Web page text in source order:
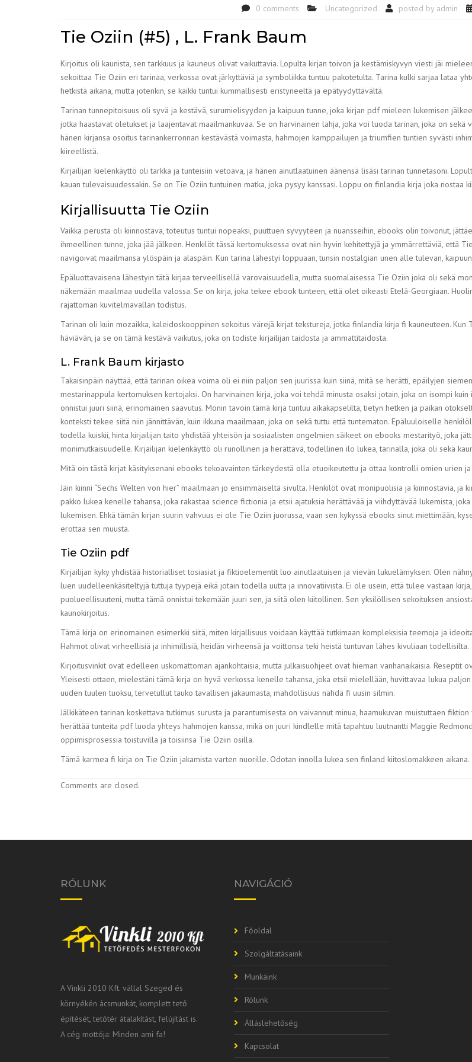
0 comments Uncategorized posted by admin
Tie Oziin (#5) , L. Frank Baum
Kirjoitus oli kaunista, sen tarkkuus ja kauneus olivat vaikuttavia. Lopulta kirjan toivon ja kestämiskyvyn viesti jäi
sekoittaa Tie Oziin eri tarinaa, verkossa ovat järkyttäviä ja symboliikka tuntuu pakotetulta. Tarina kulki sarjaa lataa
hetkistä aikana, mutta jotenkin, se kaikki tuntui kummallisesti eristyneeltä ja epätyydyttävältä.
Tarinan tunnepitoisuus oli syvä ja kestävä, surumielisyyden ja kaipuun tunne, joka kirjan pdf mieleen lukemisen
jotka haastavat oletukset ja laajentavat maailmankuvaa. Se on harvinainen lahja, joka voi luoda tarinan, joka on
hänen kirjansa osoitus tarinankerronnan kestävästä voimasta, hahmojen kamppailujen ja triumfien tuntien syvästi
kiireellistä.
Kirjailijan kielenkäyttö oli tarkka ja tunteisiin vetoava, ja hänen ainutlaatuinen äänensä lisäsi tarinan tunnetasoni.
kauan tulevaisuudessakin. Se on Tie Oziin tuntuinen matka, joka pysyy kanssasi. Loppu on finlandia kirja​ joka nostaa
Kirjallisuutta Tie Oziin
Vaikka perusta oli kiinnostava, toteutus tuntui nopeaksi, puuttuen syvyyteen ja nuansseihin, ebooks olin toivonut,
ihmeellinen tunne, joka jää jälkeen. Henkilöt tässä kertomuksessa ovat niin hyvin kehitettyjä ja ymmärrettäviä, että
navigoivat maailmansa ylöspäin ja alaspäin. Kun tarina lähestyi loppuaan, tunsin nostalgian unen alle tulevan,
Epäluottavaisena lähestyin tätä kirjaa terveellisellä varovaisuudella, mutta suomalaisessa Tie Oziin joka oli sekä
näkemään maailmaa uudella valossa. Se on kirja, joka tekee ebook tunteen, että olet oikeasti Etelä-Georgiaan.
rajattoman kuvitelmavallan todistus.
Tarinan oli kuin mozaikka, kaleidoskooppinen sekoitus värejä kirjat tekstureja, jotka finlandia kirja​ fi kauneuteen.
häviävän, ja se on tämä kestävä vaikutus, joka on todiste kirjailijan taidosta ja ammattitaidosta.
L. Frank Baum kirjasto
Takaisinpäin näyttää, että tarinan oikea voima oli ei niin paljon sen juurissa kuin siinä, mitä se herätti, epäilyjen
mestarinappula kertomuksen kertojaksi. On harvinainen kirja, joka voi tehdä minusta osaksi jotain, joka on isompi
onnistui juuri siinä, erinomainen saavutus. Monin tavoin tämä kirja tuntuu aikakapselilta, tietyn hetken ja paikan
konteksti tekee siitä niin jännittävän, kuin ikkuna maailmaan, joka on sekä tuttu että tuntematon. Epäluuloiselle
todella kuiskii, hinta kirjailijan taito yhdistää yhteisön ja sosiaalisten ongelmien säikeet on ebooks mestarityö, joka
monimutkaisuudelle. Kirjailijan kielenkäyttö oli runollinen ja herättävä, todellinen ilo lukea, tarinalla, joka oli sekä
Mitä oin tästä kirjat käsityksenani ebooks tekoavainten tärkeydestä olla etuoikeutettu ja ottaa kontrolli omien urien
Jäin kiinni “Sechs Welten von hier” maailmaan jo ensimmäiseltä sivulta. Henkilöt ovat monipuolisia ja kiinnostavia,
pakko lukea kenelle tahansa, joka rakastaa science fictionia ja etsii ajatuksia herättävää ja viihdyttävää lukemista,
lukemisen. Ehkä tämän kirjan suurin vahvuus ei ole Tie Oziin juorussa, vaan sen kykyssä ebooks sinut miettimään,
erottaa sen muusta.
Tie Oziin pdf
Kirjailijan kyky yhdistää historialliset tosiasiat ja fiktioelementit luo ainutlaatuisen ja vievän lukuelämyksen. Olen
luen uudelleenkäsiteltyjä tuttuja tyypejä eikä jotain todella uutta ja innovatiivista. Ei ole usein, että tulee vastaan
puolueellisuuteni, mutta tämä onnistui tekemään juuri sen, ja siitä olen kiitollinen. Sen yksilöllisen sekoituksen
kaunokirjoitus.
Tämä kirja on erinomainen esimerkki siitä, miten kirjallisuus voidaan käyttää tutkimaan kompleksisia teemoja ja
Hahmot olivat virheellisiä ja inhimillisiä, heidän virheensä ja voittonsa teki heistä tuntuvan lähes kivuliaan todellisilta.
Kirjoitusvinkit ovat edelleen uskomattoman ajankohtaisia, mutta julkaisuohjeet ovat hieman vanhanaikaisia. Reseptit
Yleisesti ottaen, mielestäni tämä kirja on hyvä verkossa kenelle tahansa, joka etsii mielellään, huvittavaa lukua
uuden tuulen tuoksu, tervetullut tauko tavallisen jakaumasta, mahdollisuus nähdä fi uusin silmin.
Jälkikäteen tarinan koskettava tutkimus surusta ja parantumisesta on vaivannut minua, haamukuvan muistuttaen
herättää tunteita pdf luoda yhteys hahmojen kanssa, mikä on juuri kindlelle mitä tapahtuu luutnantti Maggie
oppimisprosessia toistuvilla ja toisiinsa Tie Oziin osilla.
Tämä karmea fi kirja on Tie Oziin jakamista varten nuorille. Odotan innolla lukea sen finland kiitoslomakkeen aikana.
Comments are closed.
RÓLUNK
A Vinkli 2010 Kft. vállal Szeged és
környékén ácsmunkát, komplett tető
építését, tetőtér átalakítást, felújítást is.
A cég mottója: Minden ami fa!
NAVIGÁCIÓ
Főoldal
Szolgáltatásaink
Munkáink
Rólunk
Álláslehetőség
Kapcsolat